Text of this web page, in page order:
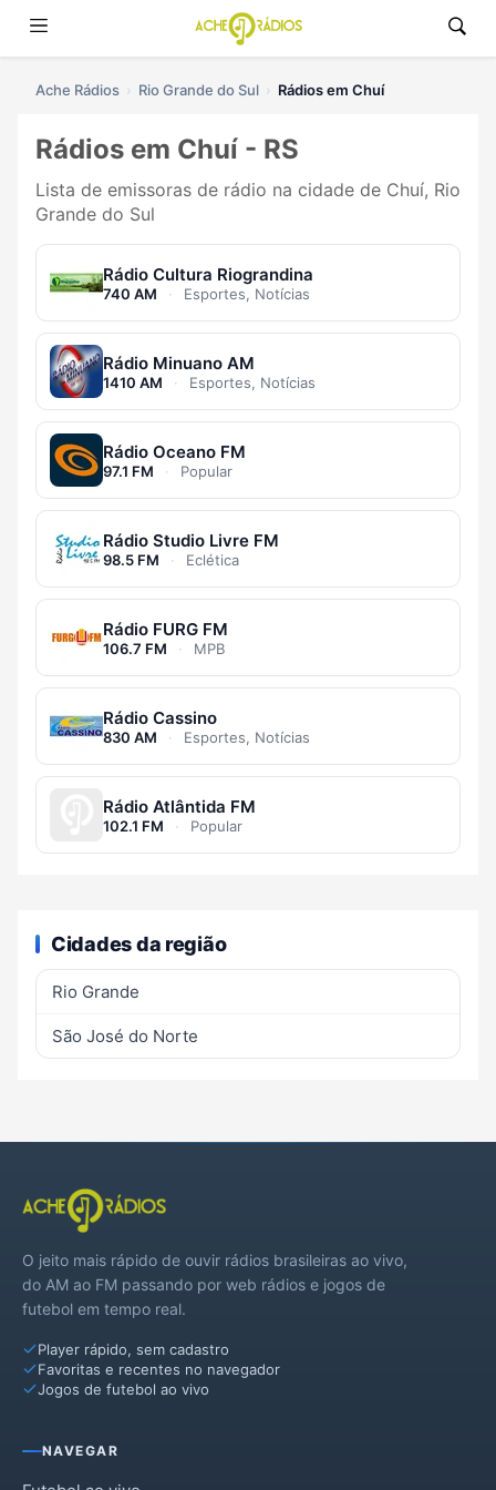
Ache Rádios Rio Grande do Sul Rádios em Chuí
Rádios em Chuí - RS
Lista de emissoras de rádio na cidade de Chuí, Rio
Grande do Sul
Rádio Cultura Riograndina
740 AM · Esportes, Notícias
Rádio Minuano AM
1410 AM · Esportes, Notícias
Rádio Oceano FM
97.1 FM · Popular
Rádio Studio Livre FM
98.5 FM · Eclética
Rádio FURG FM
106.7 FM · MPB
Rádio Cassino
830 AM · Esportes, Notícias
Rádio Atlântida FM
102.1 FM · Popular
Cidades da região
Rio Grande
São José do Norte
O jeito mais rápido de ouvir rádios brasileiras ao vivo,
do AM ao FM passando por web rádios e jogos de
futebol em tempo real.
Player rápido, sem cadastro
Favoritas e recentes no navegador
Jogos de futebol ao vivo
NAVEGAR